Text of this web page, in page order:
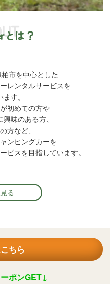
とは？
市を中心とした
レンタルサービスを
す。
初めての方や
味のある方、
方など、
ンピングカーを
ビスを目指しています。
る
ちら
ポンGET↓